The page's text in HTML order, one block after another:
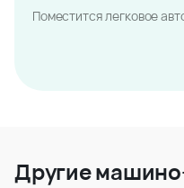
Поместится легковое
Другие